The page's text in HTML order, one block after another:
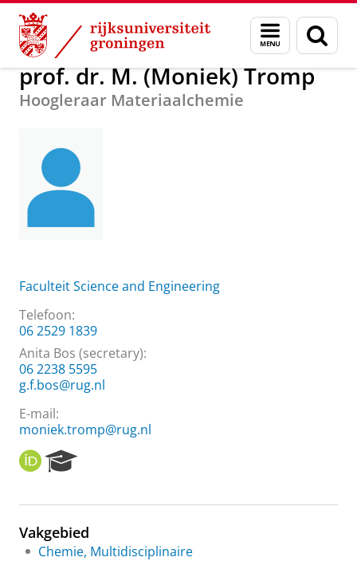
Skip
Content
Skip
Navigation
Menu
en
zoeken
Over ons prof. dr. M. (Moniek) Tromp
prof. dr. M. (Moniek) Tromp
Hoogleraar Materiaalchemie
Faculteit Science and Engineering
Telefoon:
06 2529 1839
Anita Bos (secretary):
06 2238 5595
g.f.bos@rug.nl
E-mail:
moniek.tromp@rug.nl
O
R
I
e
r
c
Vakgebied
Chemie, Multidisciplinaire